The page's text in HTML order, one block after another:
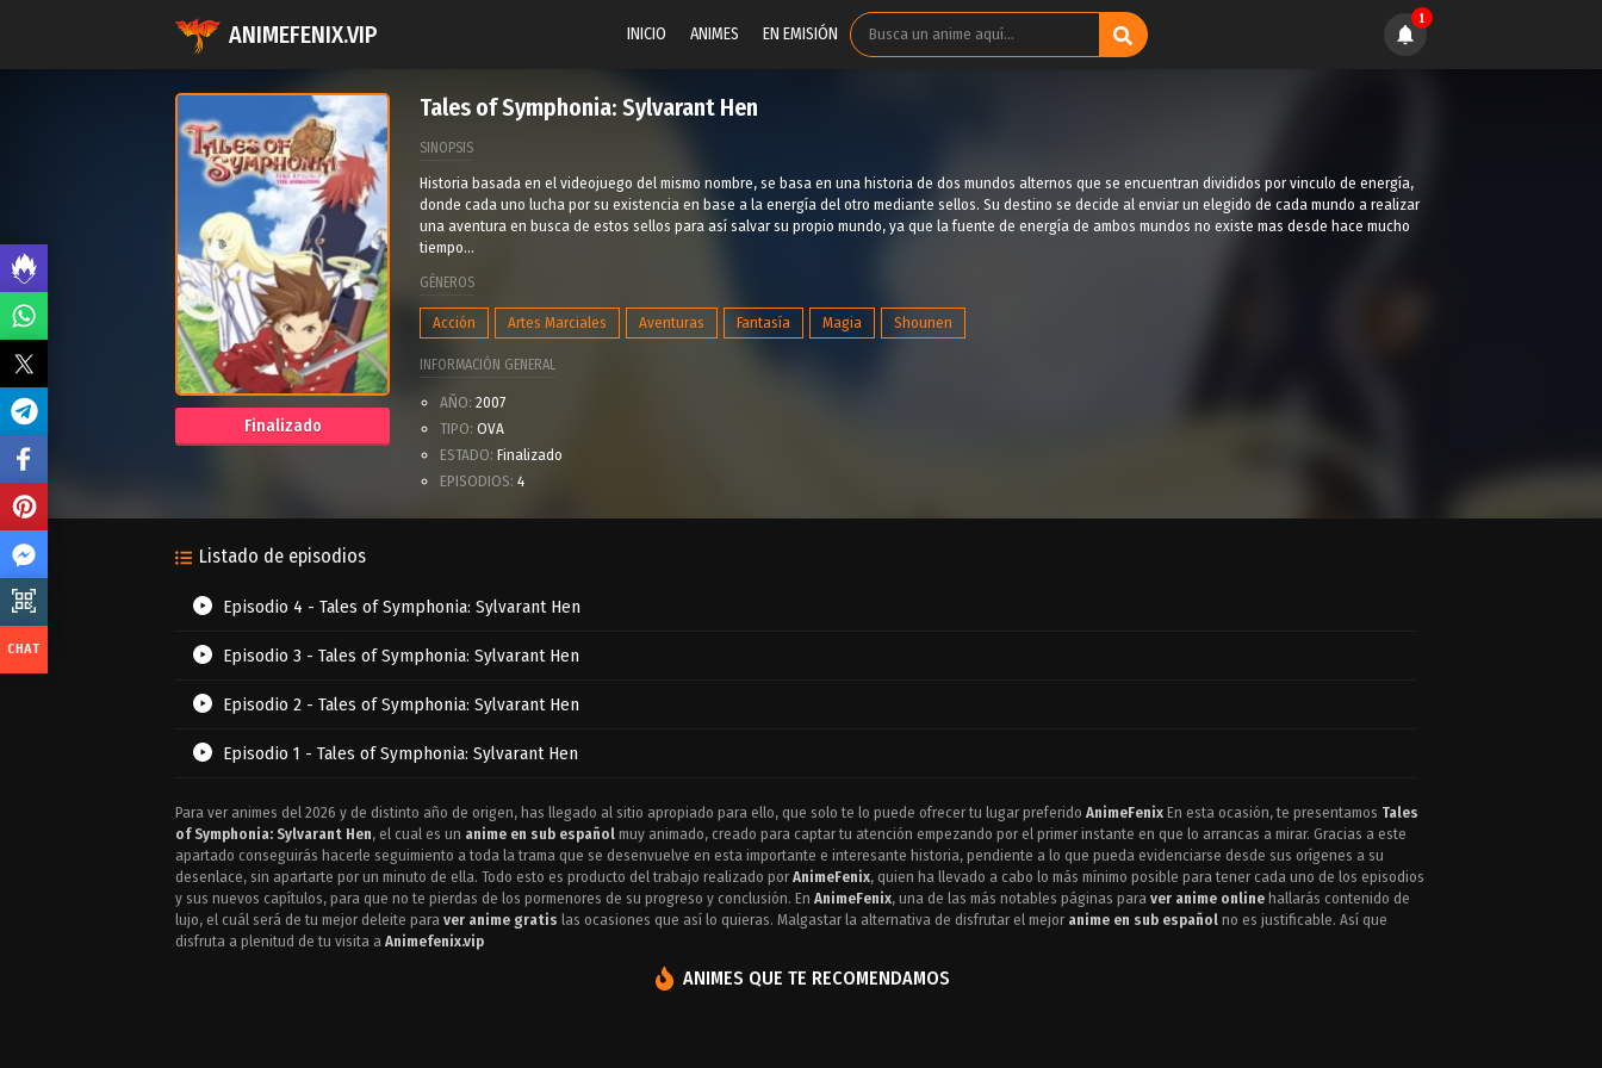
ANIMEFENIX.VIP INICIO ANIMES EN EMISIÓN
1
Finalizado
Tales of Symphonia: Sylvarant Hen
SINOPSIS
Historia basada en el videojuego del mismo nombre, se basa en una historia de dos mundos alternos que se encuentran divididos por vinculo de energía,
donde cada uno lucha por su existencia en base a la energía del otro mediante sellos. Su destino se decide al enviar un elegido de cada mundo a realizar
una aventura en busca de estos sellos para así salvar su propio mundo, ya que la fuente de energía de ambos mundos no existe mas desde hace mucho
tiempo...
GÉNEROS
Acción Artes Marciales Aventuras Fantasía Magia Shounen
INFORMACIÓN GENERAL
AÑO: 2007
TIPO: OVA
ESTADO: Finalizado
EPISODIOS: 4
Listado de episodios
Episodio 4 - Tales of Symphonia: Sylvarant Hen
Episodio 3 - Tales of Symphonia: Sylvarant Hen
Episodio 2 - Tales of Symphonia: Sylvarant Hen
Episodio 1 - Tales of Symphonia: Sylvarant Hen
Para ver animes del 2026 y de distinto año de origen, has llegado al sitio apropiado para ello, que solo te lo puede ofrecer tu lugar preferido AnimeFenix En esta ocasión, te presentamos Tales
of Symphonia: Sylvarant Hen, el cual es un anime en sub español muy animado, creado para captar tu atención empezando por el primer instante en que lo arrancas a mirar. Gracias a este
apartado conseguirás hacerle seguimiento a toda la trama que se desenvuelve en esta importante e interesante historia, pendiente a lo que pueda evidenciarse desde sus orígenes a su
desenlace, sin apartarte por un minuto de ella. Todo esto es producto del trabajo realizado por AnimeFenix, quien ha llevado a cabo lo más mínimo posible para tener cada uno de los episodios
y sus nuevos capítulos, para que no te pierdas de los pormenores de su progreso y conclusión. En AnimeFenix, una de las más notables páginas para ver anime online hallarás contenido de
lujo, el cuál será de tu mejor deleite para ver anime gratis las ocasiones que así lo quieras. Malgastar la alternativa de disfrutar el mejor anime en sub español no es justificable. Así que
disfruta a plenitud de tu visita a Animefenix.vip
ANIMES QUE TE RECOMENDAMOS